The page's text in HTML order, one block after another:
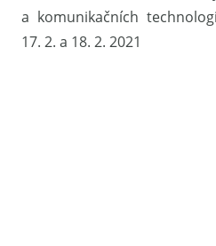
a komunikačních
17. 2. a 18. 2. 2021